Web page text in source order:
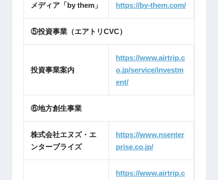
メディア「by them」 https://by-them.com/
⑤投資事業（エアトリCVC）
投資事業案内
https://www.airtrip.c
o.jp/service/investm
ent/
⑥地方創生事業
株式会社エヌズ・エ
ンタープライズ
https://www.nsenter
prise.co.jp/
https://www.airtrip.c